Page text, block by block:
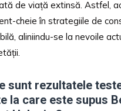
de viață extinsă. Astfel,
cheie în strategiile de
aliniindu-se la nevoile
sunt rezultatele
la care este supus